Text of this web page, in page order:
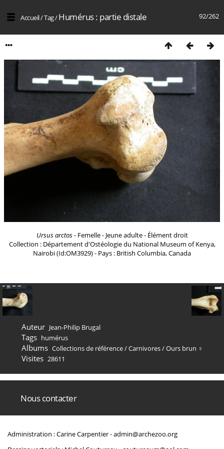
92/262
Accueil/Tag/Humérus : partie distale
Ursus arctos- Femelle - Jeune adulte - Élément droit
Collection : Département d'Ostéologie du National Museum of Kenya,
Nairobi (Id:OM3929) - Pays : British Columbia, Canada
Auteur Jean-Philip Brugal
Tags humérus
Albums Collections de référence/Carnivores/Ours brun ♀
Visites 28611
Nous contacter
Administration : Carine Carpentier -admin@archezoo.org